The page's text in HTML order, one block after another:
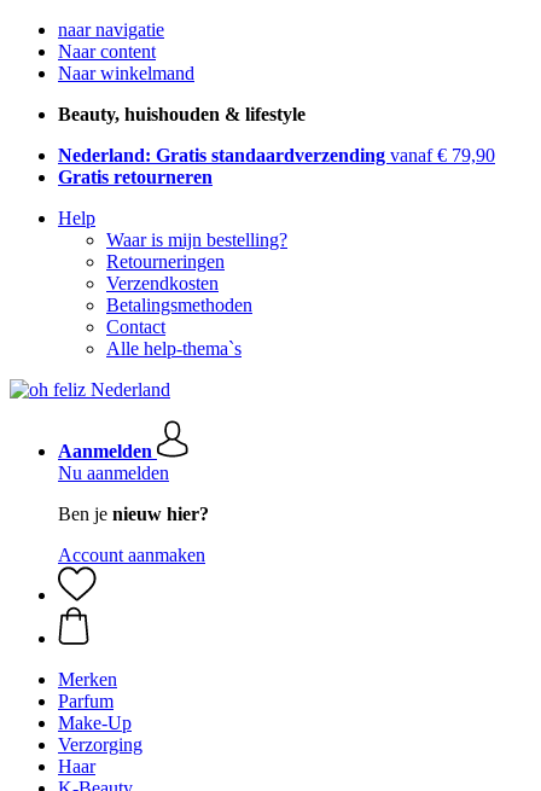
naar navigatie
Naar content
Naar winkelmand
Beauty, huishouden & lifestyle
Nederland: Gratis standaardverzending vanaf € 79,90
Gratis retourneren
Help
Waar is mijn bestelling?
Retourneringen
Verzendkosten
Betalingsmethoden
Contact
Alle help-thema`s
Aanmelden
Nu aanmelden
Ben je nieuw hier?
Account aanmaken
Merken
Parfum
Make-Up
Verzorging
Haar